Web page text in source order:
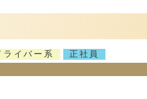
ライバー系 正社員